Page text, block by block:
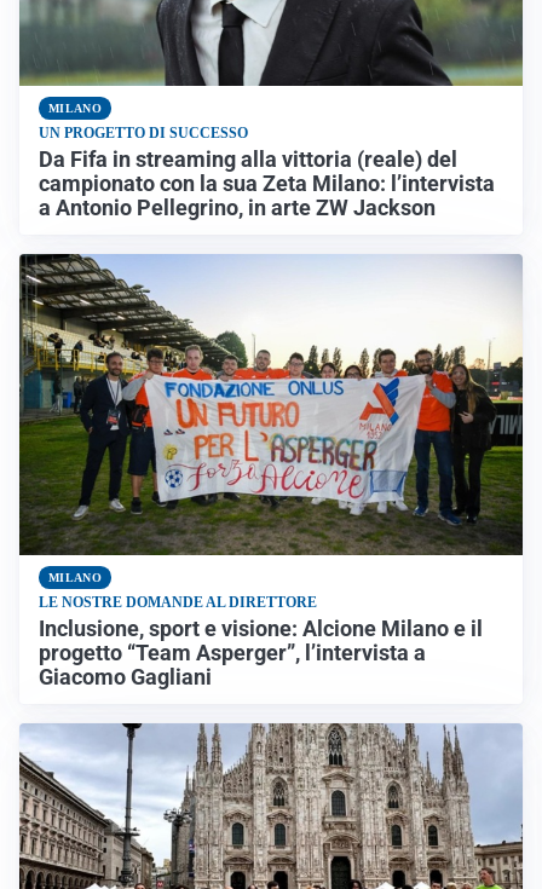
MILANO
UN PROGETTO DI SUCCESSO
Da Fifa in streaming alla vittoria (reale) del
campionato con la sua Zeta Milano: l’intervista
a Antonio Pellegrino, in arte ZW Jackson
MILANO
LE NOSTRE DOMANDE AL DIRETTORE
Inclusione, sport e visione: Alcione Milano e il
progetto “Team Asperger”, l’intervista a
Giacomo Gagliani